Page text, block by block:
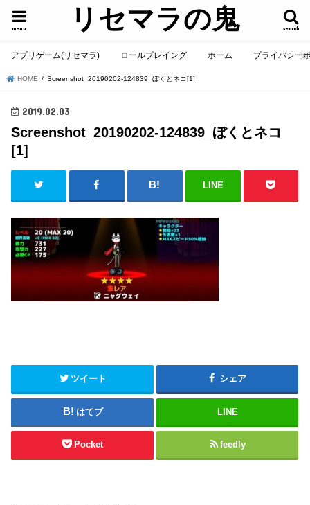
リセマラの鬼 search
menu
アプリゲーム(リセマラ) ロールプレイング ホーム プライバシー
HOME Screenshot_20190202-124839_ぼくとネコ[1]
2019.02.03
Screenshot_20190202-124839_ぼくとネコ
[1]
LINE
ツイート シェア
はてブ LINE
Pocket feedly